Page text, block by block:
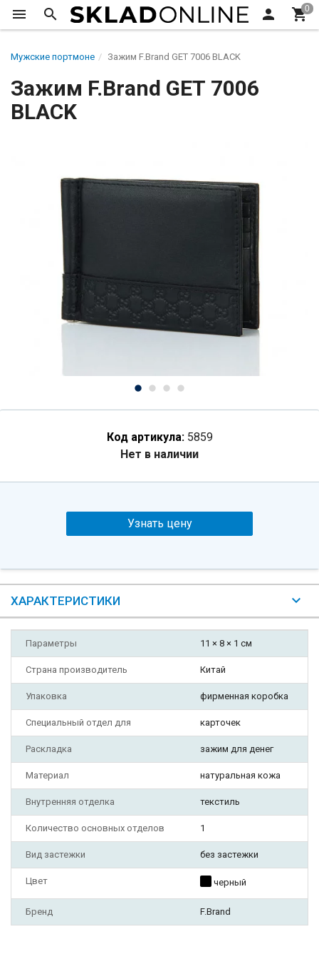
Мужские портмоне Зажим F.Brand GЕТ 7006 BLACK
Зажим F.Brand GЕТ 7006
BLACK
Код артикула: 5859
Нет в наличии
Узнать цену
ХАРАКТЕРИСТИКИ
Параметры 11 × 8 × 1 см
Страна производитель Китай
Упаковка фирменная коробка
Специальный отдел для карточек
Раскладка зажим для денег
Материал натуральная кожа
Внутренняя отделка текстиль
Количество основных отделов 1
Вид застежки без застежки
Цвет черный
Бренд F.Brand